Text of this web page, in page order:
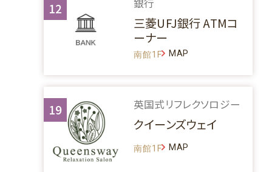
12 銀行
三菱UFJ銀行 ATMコ
ーナー
南館1F MAP
19 英国式リフレクソロジー
クイーンズウェイ
南館1F MAP